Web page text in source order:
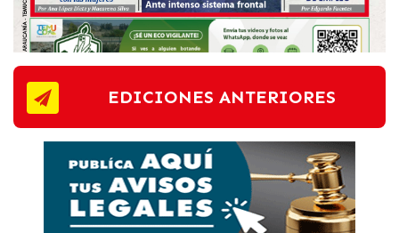
EDICIONES ANTERIORES